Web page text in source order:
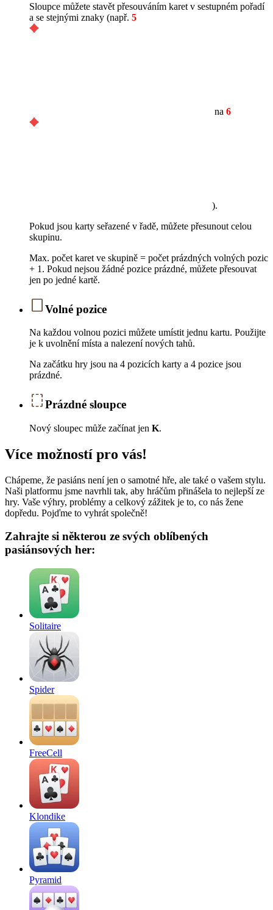
Sloupce můžete stavět přesouváním karet v sestupném pořadí
a se stejnými znaky (např. 5
na 6
).
Pokud jsou karty seřazené v řadě, můžete přesunout celou
skupinu.
Max. počet karet ve skupině = počet prázdných volných pozic
+ 1. Pokud nejsou žádné pozice prázdné, můžete přesouvat
jen po jedné kartě.
Volné pozice
Na každou volnou pozici můžete umístit jednu kartu. Použijte
je k uvolnění místa a nalezení nových tahů.
Na začátku hry jsou na 4 pozicích karty a 4 pozice jsou
prázdné.
Prázdné sloupce
Nový sloupec může začínat jen K.
Více možností pro vás!
Chápeme, že pasiáns není jen o samotné hře, ale také o vašem stylu.
Naši platformu jsme navrhli tak, aby hráčům přinášela to nejlepší ze
hry. Vaše výhry, problémy a celkový zážitek je to, co nás žene
dopředu. Pojďme to vyhrát společně!
Zahrajte si některou ze svých oblíbených
pasiánsových her:
Solitaire
Spider
FreeCell
Klondike
Pyramid